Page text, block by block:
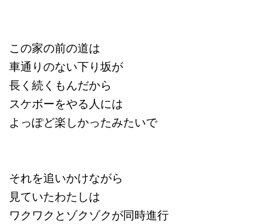
この家の前の道は
車通りのない下り坂が
長く続くもんだから
スケボーをやる人には
よっぽど楽しかったみたいで
それを追いかけながら
見ていたわたしは
ワクワクとゾクゾクが同時進行